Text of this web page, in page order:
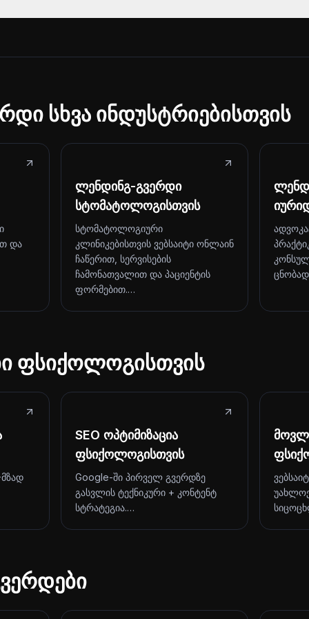
სხვა ინდუსტრიებისთვის
და
ლენდინგ-გვერდი
სტომატოლოგისთვის
სტომატოლოგიური
კლინიკებისთვის ვებსაიტი ონლაინ
ჩაწერით, სერვისების
ჩამონათვალით და პაციენტის
ფორმებით.…
ფსიქოლოგისთვის
SEO ოპტიმიზაცია
ფსიქოლოგისთვის
Google-ში პირველ გვერდზე
გასვლის ტექნიკური + კონტენტ
სტრატეგია.…